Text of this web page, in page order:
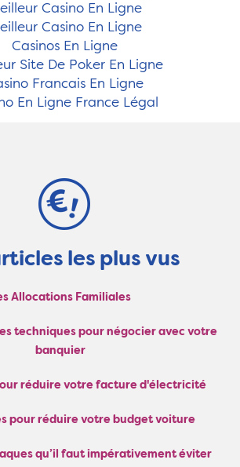
Casino En Ligne
Casino En Ligne
Casinos En Ligne
Site De Poker En Ligne
Francais En Ligne
En Ligne France Légal
les plus vus
Allocations Familiales
techniques pour négocier avec votre
banquier
réduire votre facture d'électricité
pour réduire votre budget voiture
qu’il faut impérativement éviter